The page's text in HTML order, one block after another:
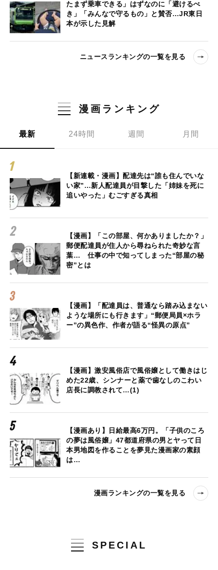
たまず乗車できる」はずなのに「避けるべ
き」「みんなで守るもの」と賛否…JR東日
本が示した見解
ニュースランキングの一覧を見る
漫画ランキング
最新 24時間 週間 月間
【新連載・漫画】配達先は“誰も住んでいな
い家”…新人配達員が目撃した「姉妹を死に
追いやった」むごすぎる真相
【漫画】「この部屋、何かありましたか？」
郵便配達員が住人から尋ねられた奇妙な言
葉… 仕事の中で知ってしまった“部屋の秘
密”とは
【漫画】「配達員は、普通なら踏み込まない
ような場所にも行きます」“郵便局員×ホラ
ー”の異色作、作者が語る“怪異の原点”
【漫画】激安風俗店で風俗嬢として働きはじ
めた22歳、シンナーと薬で歯なしのこわい
店長に調教されて…(1)
【漫画あり】日給最高6万円。「子供のころ
の夢は風俗嬢」47都道府県の男とヤって日
本男地図を作ることを夢見た漫画家の素顔
は…
漫画ランキングの一覧を見る
SPECIAL